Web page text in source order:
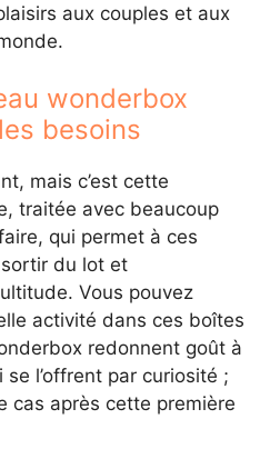
aux couples et aux
wonderbox
besoins
mais c’est cette
traitée avec beaucoup
qui permet à ces
du lot et
Vous pouvez
activité dans ces boîtes
redonnent goût à
l’offrent par curiosité ;
cas après cette première